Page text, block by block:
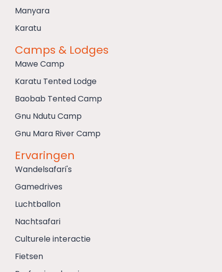
Manyara
Karatu
Camps & Lodges
Mawe Camp
Karatu Tented Lodge
Baobab Tented Camp
Gnu Ndutu Camp
Gnu Mara River Camp
Ervaringen
Wandelsafari's
Gamedrives
Luchtballon
Nachtsafari
Culturele interactie
Fietsen